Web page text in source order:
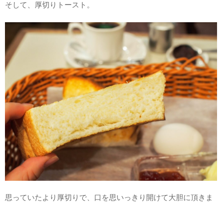
そして、厚切りトースト。
思っていたより厚切りで、口を思いっきり開けて大胆に頂きま